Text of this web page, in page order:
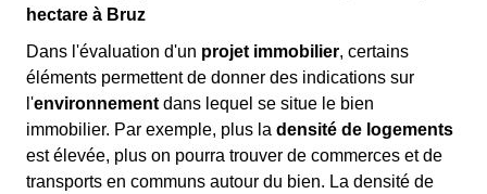
hectare à Bruz
Dans l'évaluation d'un projet immobilier, certains
éléments permettent de donner des indications sur
l'environnement dans lequel se situe le bien
immobilier. Par exemple, plus la densité de logements
est élevée, plus on pourra trouver de commerces et de
transports en communs autour du bien. La densité de